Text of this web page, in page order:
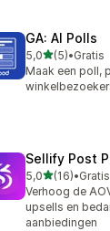
GA: AI Polls
5,0van 5 sterren
(5)
5 recensies in
•Gratis
Maak een poll,
Sellify Post
5,0van 5 sterren
(16)
16 recensies in
•Gratis
Verhoog de
upsells en
aanbiedingen